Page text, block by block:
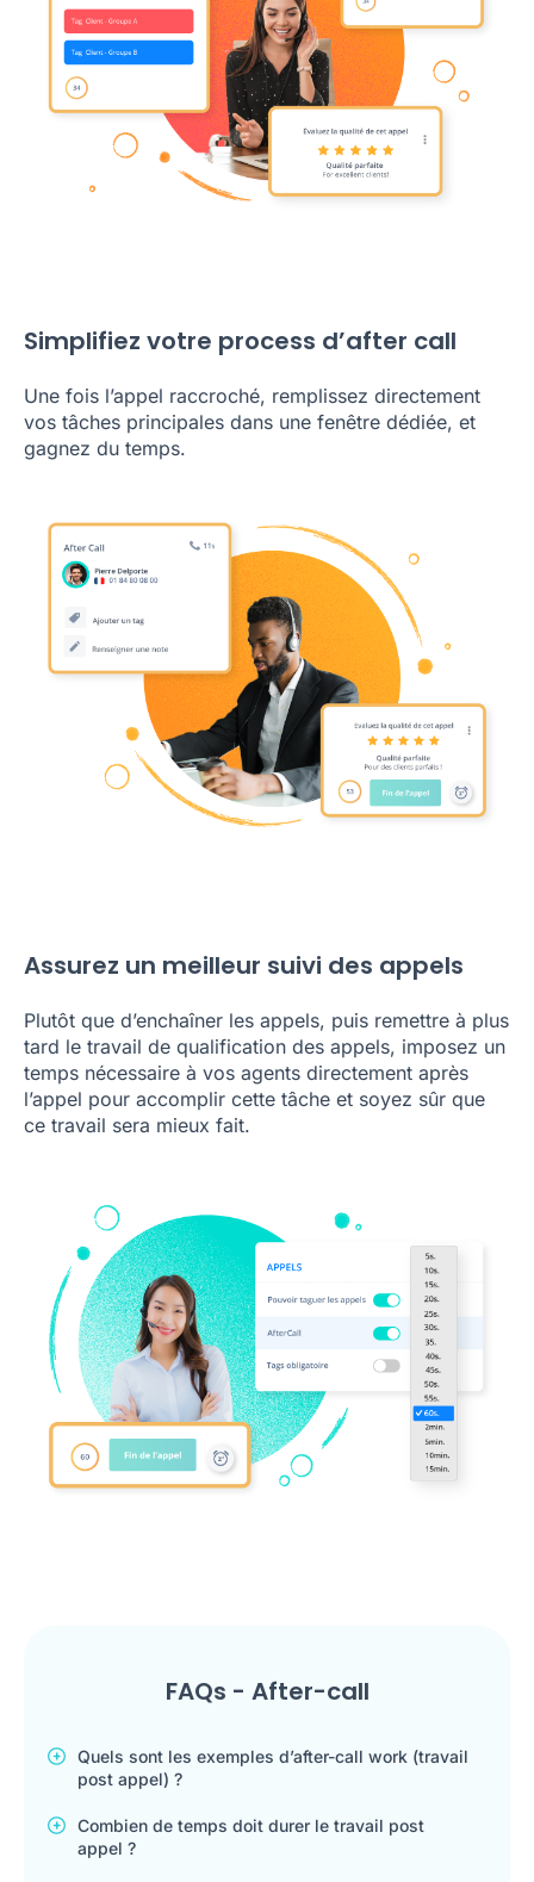
Simplifiez votre process d’after call
Une fois l’appel raccroché, remplissez directement
vos tâches principales dans une fenêtre dédiée, et
gagnez du temps.
Assurez un meilleur suivi des appels
Plutôt que d’enchaîner les appels, puis remettre à plus
tard le travail de qualification des appels, imposez un
temps nécessaire à vos agents directement après
l’appel pour accomplir cette tâche et soyez sûr que
ce travail sera mieux fait.
FAQs - After-call
Quels sont les exemples d’after-call work (travail
post appel) ?
Combien de temps doit durer le travail post
appel ?